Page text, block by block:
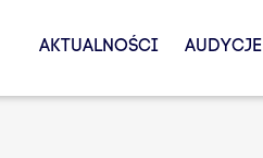
AKTUALNOŚCI AUDYCJE